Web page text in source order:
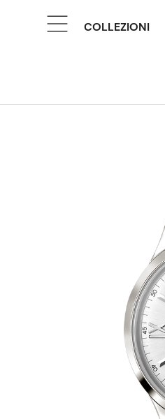
COLLEZIONI